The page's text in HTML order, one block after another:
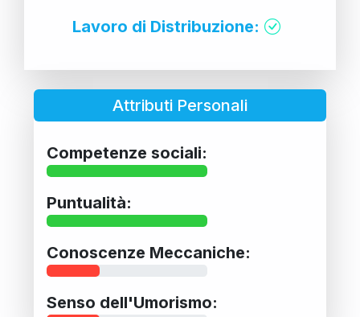
Lavoro di Distribuzione:
Attributi Personali
Competenze sociali:
Puntualità:
Conoscenze Meccaniche:
Senso dell'Umorismo: